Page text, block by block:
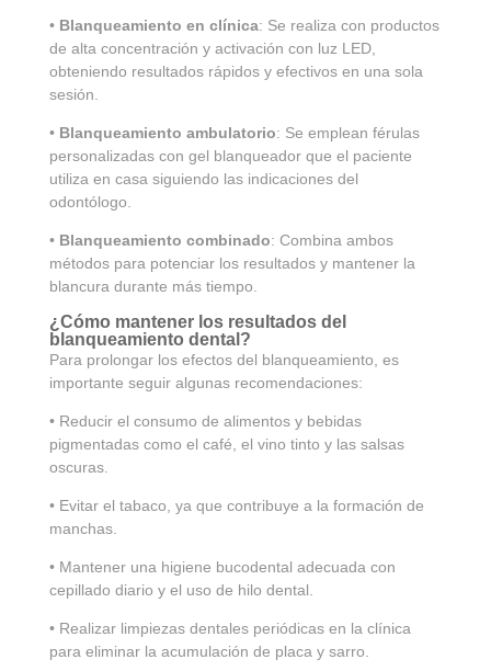
• Blanqueamiento en clínica: Se realiza con productos
de alta concentración y activación con luz LED,
obteniendo resultados rápidos y efectivos en una sola
sesión.
• Blanqueamiento ambulatorio: Se emplean férulas
personalizadas con gel blanqueador que el paciente
utiliza en casa siguiendo las indicaciones del
odontólogo.
• Blanqueamiento combinado: Combina ambos
métodos para potenciar los resultados y mantener la
blancura durante más tiempo.
¿Cómo mantener los resultados del
blanqueamiento dental?
Para prolongar los efectos del blanqueamiento, es
importante seguir algunas recomendaciones:
• Reducir el consumo de alimentos y bebidas
pigmentadas como el café, el vino tinto y las salsas
oscuras.
• Evitar el tabaco, ya que contribuye a la formación de
manchas.
• Mantener una higiene bucodental adecuada con
cepillado diario y el uso de hilo dental.
• Realizar limpiezas dentales periódicas en la clínica
para eliminar la acumulación de placa y sarro.